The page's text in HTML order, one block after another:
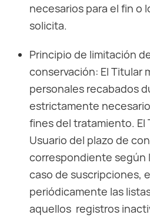
necesarios para el fin o
solicita.
Principio de limitación
conservación: El Titular
personales recabados
estrictamente
fines del tratamiento. El
Usuario del plazo de
correspondiente según
caso de suscripciones,
periódicamente las
aquellos registros